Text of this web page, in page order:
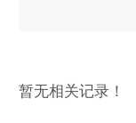
暂无相关记录！